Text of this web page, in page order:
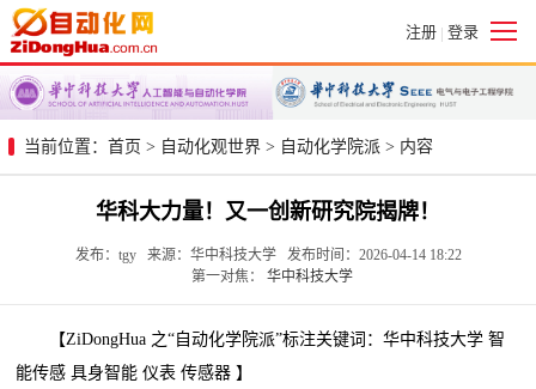
注册 | 登录
当前位置： 首页 > 自动化观世界 > 自动化学院派 > 内容
华科大力量！又一创新研究院揭牌！
发布：tgy 来源：华中科技大学 发布时间：2026-04-14 18:22
第一对焦： 华中科技大学
【ZiDongHua 之“自动化学院派”标注关键词：华中科技大学 智
能传感 具身智能 仪表 传感器 】